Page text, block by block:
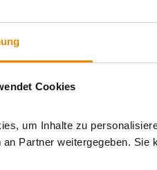
Cookies
um Inhalte zu
an Partner weitergegeben.
erhältlich, welche die
Sensoren und kann zwei
einzelnen Sensoren zur
bei der Regelung des
"Angebot anfordern".